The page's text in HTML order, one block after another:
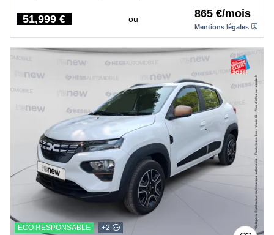
Price
51,999 € ou 865 €/mois
Mentions légales
ECO RESPONSABLE +2